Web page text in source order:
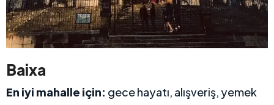
Baixa
En iyi mahalle için: gece hayatı, alışveriş, yemek